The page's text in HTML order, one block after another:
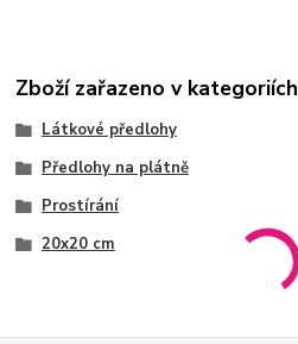
Zboží zařazeno v kategoriích
Látkové předlohy
Předlohy na plátně
Prostírání
20x20 cm